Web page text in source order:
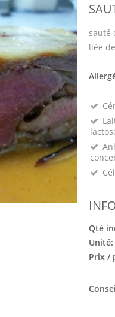
sauté
liée
Qté
Unité:
Prix /